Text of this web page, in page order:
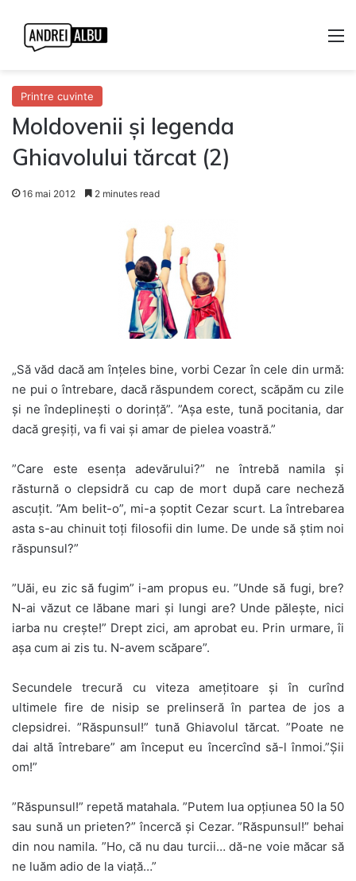
Printre cuvinte
Moldovenii și legenda
Ghiavolului tărcat (2)
16 mai 2012 2 minutes read
„Să văd dacă am înţeles bine, vorbi Cezar în cele din urmă:
ne pui o întrebare, dacă răspundem corect, scăpăm cu zile
și ne îndeplinești o dorință”. ”Aşa este, tună pocitania, dar
dacă greșiți, va fi vai și amar de pielea voastră.”
”Care este esența adevărului?” ne întrebă namila şi
răsturnă o clepsidră cu cap de mort după care necheză
ascuțit. ”Am belit-o”, mi-a șoptit Cezar scurt. La întrebarea
asta s-au chinuit toți filosofii din lume. De unde să știm noi
răspunsul?”
”Uăi, eu zic să fugim” i-am propus eu. ”Unde să fugi, bre?
N-ai văzut ce lăbane mari şi lungi are? Unde pălește, nici
iarba nu crește!” Drept zici, am aprobat eu. Prin urmare, îi
așa cum ai zis tu. N-avem scăpare”.
Secundele trecură cu viteza amețitoare și în curînd
ultimele fire de nisip se prelinseră în partea de jos a
clepsidrei. ”Răspunsul!” tună Ghiavolul tărcat. ”Poate ne
dai altă întrebare” am început eu încercînd să-l înmoi.”Șii
om!”
”Răspunsul!” repetă matahala. ”Putem lua opțiunea 50 la 50
sau sună un prieten?” încercă și Cezar. ”Răspunsul!” behai
din nou namila. ”Ho, că nu dau turcii… dă-ne voie măcar să
ne luăm adio de la viață…”